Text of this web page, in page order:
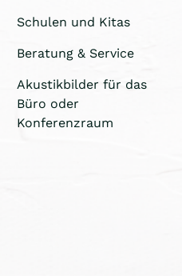
Schulen und Kitas
Beratung & Service
Akustikbilder für das
Büro oder
Konferenzraum